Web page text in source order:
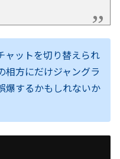
ャットを切り替えられ
相方にだけジャングラ
爆するかもしれないか